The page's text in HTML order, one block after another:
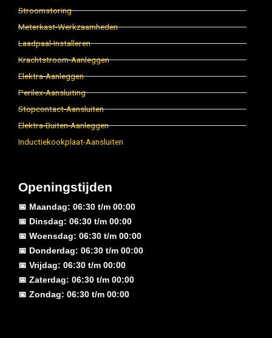
Stroomstoring
Meterkast-Werkzaamheden
Laadpaal-Installeren
Krachtstroom-Aanleggen
Elektra-Aanleggen
Perilex-Aansluiting
Stopcontact-Aansluiten
Elektra-Buiten-Aanleggen
Inductiekookplaat-Aansluiten
Openingstijden
📅 Maandag: 06:30 t/m 00:00
📅 Dinsdag: 06:30 t/m 00:00
📅 Woensdag: 06:30 t/m 00:00
📅 Donderdag: 06:30 t/m 00:00
📅 Vrijdag: 06:30 t/m 00:00
📅 Zaterdag: 06:30 t/m 00:00
📅 Zondag: 06:30 t/m 00:00